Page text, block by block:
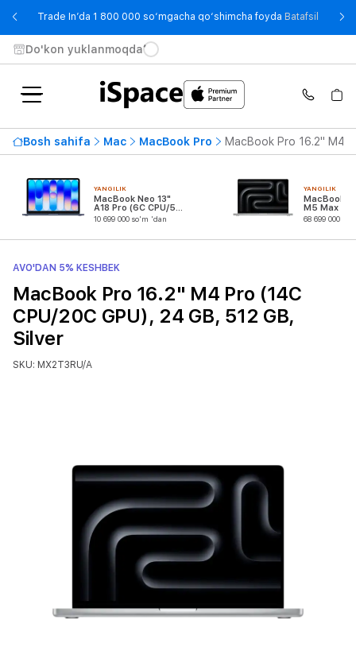
Trade In’da 1 800 000 so‘mgacha qo‘shimcha foyda Batafsil -
Do'kon yuklanmoqda
Bosh sahifa Mac MacBook Pro MacBook Pro 16.2" M4
YANGILIK
MacBook Neo 13"
A18 Pro (6C CPU/5C
GPU)
10 699 000 so'm 'dan
YANGILIK
MacBook
M5 Max
CPU/32C
68 699 000
AVO'DAN 5% KESHBEK
MacBook Pro 16.2" M4 Pro (14C
CPU/20C GPU), 24 GB, 512 GB,
Silver
SKU: MX2T3RU/A